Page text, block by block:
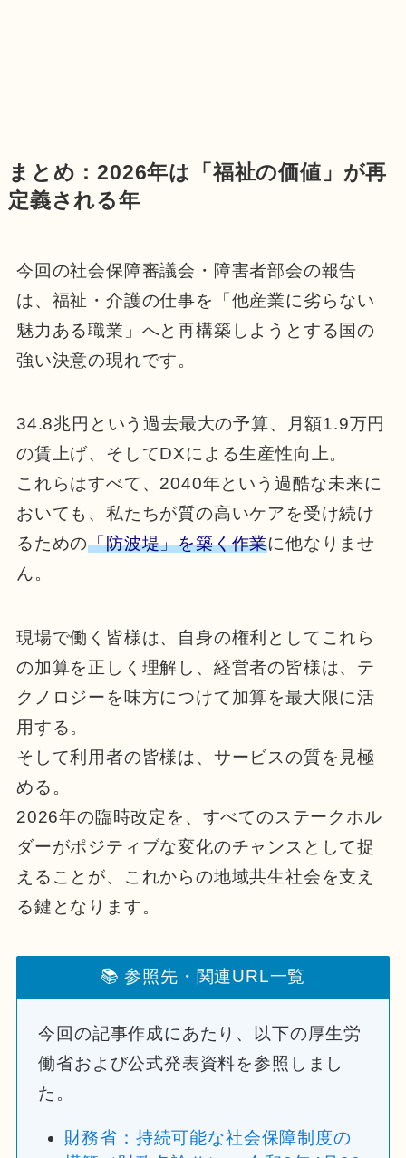
まとめ：2026年は「福祉の価値」が再
定義される年
今回の社会保障審議会・障害者部会の報告
は、福祉・介護の仕事を「他産業に劣らない
魅力ある職業」へと再構築しようとする国の
強い決意の現れです。
34.8兆円という過去最大の予算、月額1.9万円
の賃上げ、そしてDXによる生産性向上。
これらはすべて、2040年という過酷な未来に
おいても、私たちが質の高いケアを受け続け
るための「防波堤」を築く作業に他なりませ
ん。
現場で働く皆様は、自身の権利としてこれら
の加算を正しく理解し、経営者の皆様は、テ
クノロジーを味方につけて加算を最大限に活
用する。
そして利用者の皆様は、サービスの質を見極
める。
2026年の臨時改定を、すべてのステークホル
ダーがポジティブな変化のチャンスとして捉
えることが、これからの地域共生社会を支え
る鍵となります。
📚 参照先・関連URL一覧
今回の記事作成にあたり、以下の厚生労
働省および公式発表資料を参照しまし
た。
財務省：持続可能な社会保障制度の